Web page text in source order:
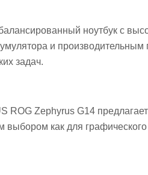
ноутбук с
и производительным
задач.
ROG Zephyrus G14
выбором как для